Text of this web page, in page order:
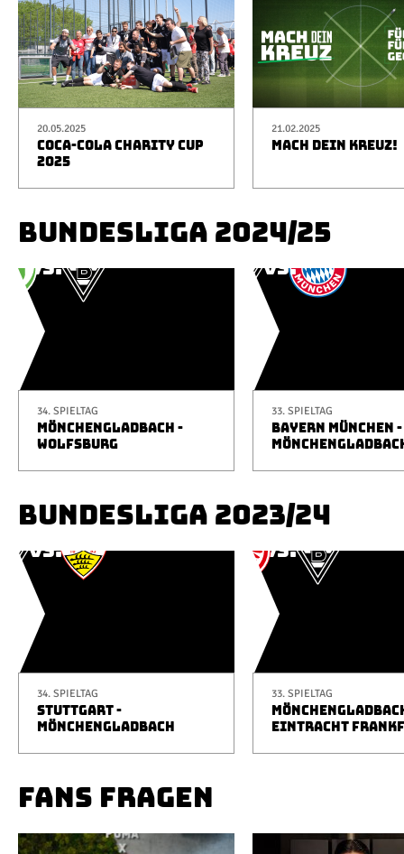
20.05.2025
COCA-COLA CHARITY CUP
2025
21.02.2025
MACH DEIN KREUZ!
BUNDESLIGA 2024/25
34. SPIELTAG
MÖNCHENGLADBACH -
WOLFSBURG
33. SPIELTAG
BAYERN MÜNCHEN -
BUNDESLIGA 2023/24
34. SPIELTAG
STUTTGART -
MÖNCHENGLADBACH
33. SPIELTAG
EINTRACHT
FANS FRAGEN